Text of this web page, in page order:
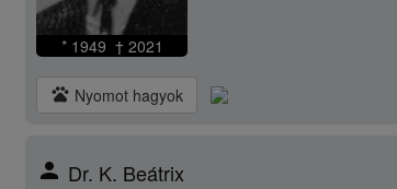
* 1949 † 2021
pets Nyomot hagyok
person Dr. K. Beátrix